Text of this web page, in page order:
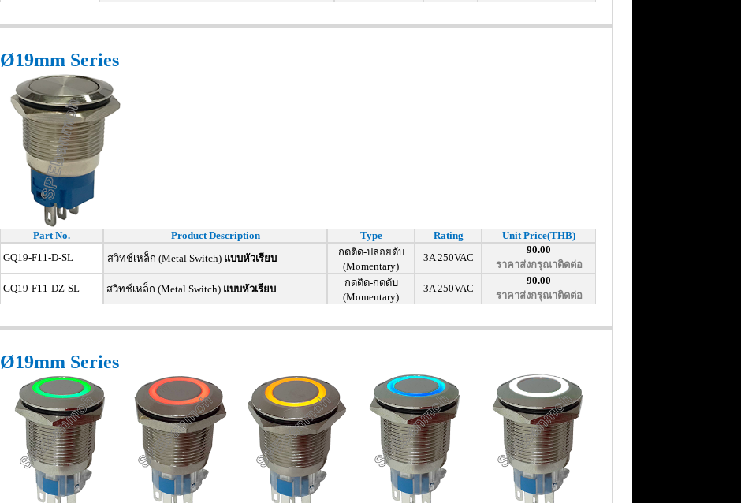
Ø19mm Series
Part No. Product Description Type Rating
Unit Price(THB)
GQ19-F11-D-SL
สวิทช์เหล็ก (Metal Switch) แบบหัวเรียบ
กดติด-ปล่อยดับ
(Momentary)
3A 250VAC
90.00
ราคาส่งกรุณาติดต่อ
GQ19-F11-DZ-SL
สวิทช์เหล็ก (Metal Switch) แบบหัวเรียบ
กดติด-กดดับ
(Momentary)
3A 250VAC
90.00
ราคาส่งกรุณาติดต่อ
Ø19mm Series